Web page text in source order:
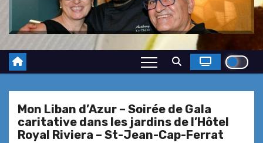
Mon Liban d’Azur – Soirée de Gala
caritative dans les jardins de l’Hôtel
Royal Riviera – St-Jean-Cap-Ferrat